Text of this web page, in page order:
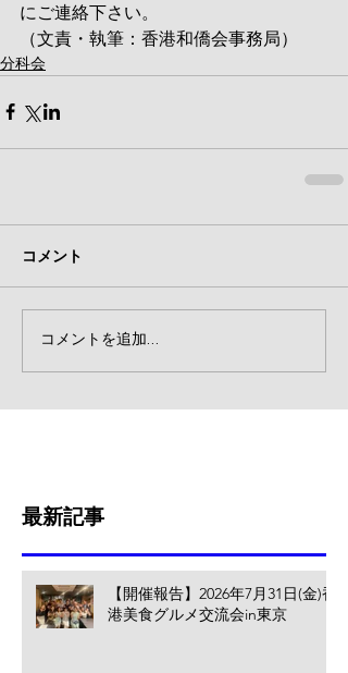
にご連絡下さい。
（文責・執筆：香港和僑会事務局）
分科会
コメント
コメントを追加…
最新記事
【開催報告】2026年7月31日(金)香
港美食グルメ交流会in東京